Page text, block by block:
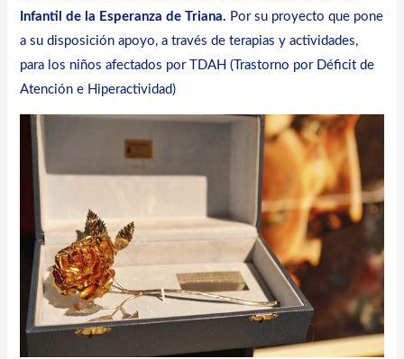
Infantil de la Esperanza de Triana. Por su proyecto que pone
a su disposición apoyo, a través de terapias y actividades,
para los niños afectados por TDAH (Trastorno por Déficit de
Atención e Hiperactividad)